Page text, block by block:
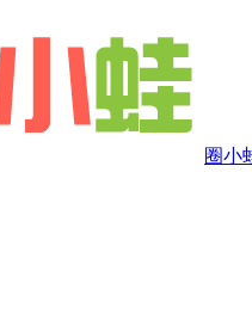
圈小